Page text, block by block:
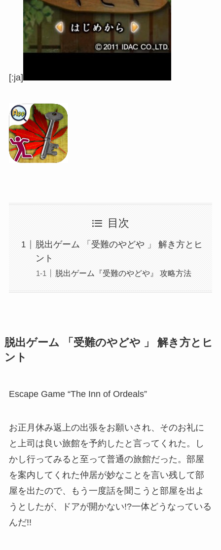
[:ja]
目次
脱出ゲーム 「受難のやどや 」 解き方とヒ
ント
脱出ゲーム『受難のやどや』 攻略方法
脱出ゲーム 「受難のやどや 」 解き方とヒ
ント
Escape Game “The Inn of Ordeals”
お正月休み返上の出張をお願いされ、そのお礼に
と上司は良い旅館を予約したと言ってくれた。し
かし行ってみると至って普通の旅館だった。部屋
を案内してくれた仲居が妙なことを言い残して部
屋を出たので、もう一度話を聞こうと部屋を出よ
うとしたが、ドアが開かない!?一体どうなっている
んだ!!